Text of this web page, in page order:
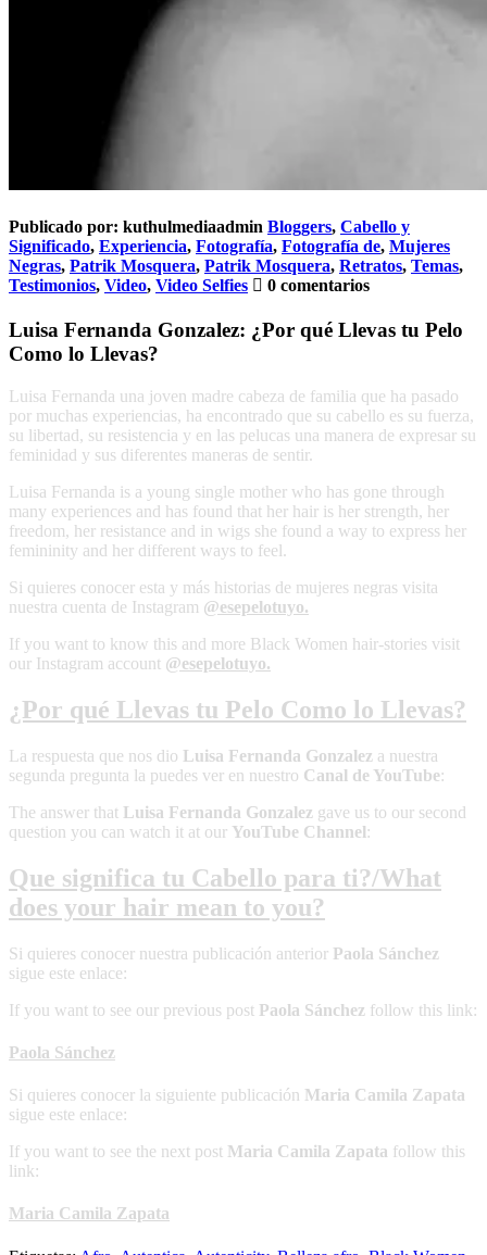
Publicado por: kuthulmediaadmin Bloggers, Cabello y
Significado, Experiencia, Fotografía, Fotografía de, Mujeres
Negras, Patrik Mosquera, Patrik Mosquera, Retratos, Temas,
Testimonios, Video, Video Selfies 0 comentarios
Luisa Fernanda Gonzalez: ¿Por qué Llevas tu Pelo
Como lo Llevas?
Luisa Fernanda una joven madre cabeza de familia que ha pasado
por muchas experiencias, ha encontrado que su cabello es su fuerza,
su libertad, su resistencia y en las pelucas una manera de expresar su
feminidad y sus diferentes maneras de sentir.
Luisa Fernanda is a young single mother who has gone through
many experiences and has found that her hair is her strength, her
freedom, her resistance and in wigs she found a way to express her
femininity and her different ways to feel.
Si quieres conocer esta y más historias de mujeres negras visita
nuestra cuenta de Instagram @esepelotuyo.
If you want to know this and more Black Women hair-stories visit
our Instagram account @esepelotuyo.
¿Por qué Llevas tu Pelo Como lo Llevas?
La respuesta que nos dio Luisa Fernanda Gonzalez a nuestra
segunda pregunta la puedes ver en nuestro Canal de YouTube:
The answer that Luisa Fernanda Gonzalez gave us to our second
question you can watch it at our YouTube Channel:
Que significa tu Cabello para ti?/What
does your hair mean to you?
Si quieres conocer nuestra publicación anterior Paola Sánchez
sigue este enlace:
If you want to see our previous post Paola Sánchez follow this link:
Paola Sánchez
Si quieres conocer la siguiente publicación Maria Camila Zapata
sigue este enlace:
If you want to see the next post Maria Camila Zapata follow this
link:
Maria Camila Zapata